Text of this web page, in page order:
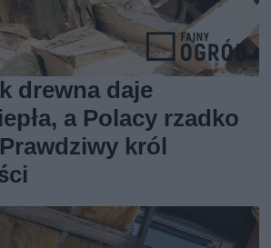
drewna daje
a Polacy rzadko
król